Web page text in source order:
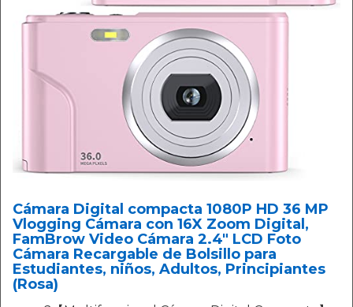
Cámara Digital compacta 1080P HD 36 MP
Vlogging Cámara con 16X Zoom Digital,
FamBrow Video Cámara 2.4" LCD Foto
Cámara Recargable de Bolsillo para
Estudiantes, niños, Adultos, Principiantes
(Rosa)